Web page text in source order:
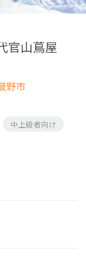
官山蔦屋
野市
中上級者向け